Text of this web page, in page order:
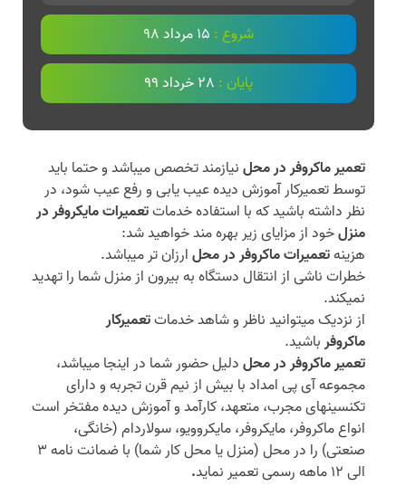
شروع :
پایان :
تعمیر ماکروفر در محلنیازمند تخصص میباشد و حتما باید
توسط تعمیرکار آموزش دیده عیب یابی و رفع عیب شود، در
نظر داشته باشید که با استفاده خدماتتعمیرات مایکروفر در
منزلخود از مزایای زیر بهره مند خواهید شد:
هزینهتعمیرات ماکروفر در محلارزان تر میباشد.
خطرات ناشی از انتقال دستگاه به بیرون از منزل شما را تهدید
نمیکند.
از نزدیک میتوانید ناظر و شاهد خدماتتعمیرکار
ماکروفرباشید.
تعمیر ماکروفردر محلدلیل حضور شما در اینجا میباشد،
مجموعه آی پی امداد با بیش از نیم قرن تجربه و دارای
تکنسینهای مجرب، متعهد، کارآمد و آموزش دیده مفتخر است
انواع ماکروفر، مایکروفر، مایکروویو، سولاردام (خانگی،
صنعتی) را در محل (منزل یا محل کار شما) با ضمانت نامه 3
الی 12 ماهه رسمی تعمیر نماید
.